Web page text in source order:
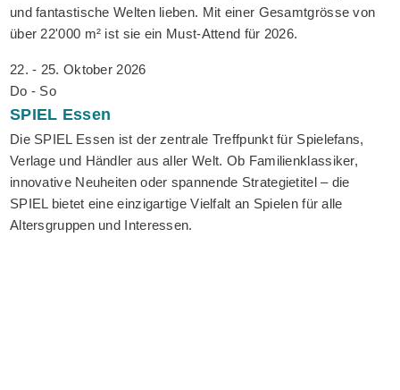
und fantastische Welten lieben. Mit einer Gesamtgrösse von
über 22'000 m² ist sie ein Must-Attend für 2026.
22. - 25. Oktober 2026
Do - So
SPIEL Essen
Die SPIEL Essen ist der zentrale Treffpunkt für Spielefans,
Verlage und Händler aus aller Welt. Ob Familienklassiker,
innovative Neuheiten oder spannende Strategietitel – die
SPIEL bietet eine einzigartige Vielfalt an Spielen für alle
Altersgruppen und Interessen.